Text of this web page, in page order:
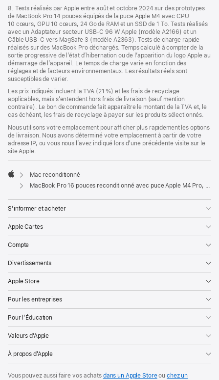
8. Tests réalisés par Apple entre août et octobre 2024 sur des prototypes
de MacBook Pro 14 pouces équipés de la puce Apple M4 avec CPU
10 cœurs, GPU 10 cœurs, 24 Go de RAM et un SSD de 1 To. Tests réalisés
avec un Adaptateur secteur USB-C 96 W Apple (modèle A2166) et un
Câble USB-C vers MagSafe 3 (modèle A2363). Tests de charge rapide
réalisés sur des MacBook Pro déchargés. Temps calculé à compter de la
sortie progressive de l’état d’hibernation ou de l’apparition du logo Apple au
démarrage de l’appareil. Le temps de charge varie en fonction des
réglages et de facteurs environnementaux. Les résultats réels sont
susceptibles de varier.
Les prix indiqués incluent la TVA (21 %) et les frais de recyclage
applicables, mais s’entendent hors frais de livraison (sauf mention
contraire). Le bon de commande fait apparaître le montant de la TVA et, le
cas échéant, les frais de recyclage à payer sur les produits sélectionnés.
Nous utilisons votre emplacement pour afficher plus rapidement les options
de livraison. Nous avons déterminé votre emplacement à partir de votre
adresse IP, ou vous nous l’avez indiqué lors d’une précédente visite sur le
site Apple.
Apple
Mac reconditionné
MacBook Pro 16 pouces reconditionné avec puce Apple M4 Pro, CPU 14 cœurs, GPU 20 cœurs et écran nano-texturé - Noir sidéral
S’informer et acheter
Apple Cartes
Compte
Divertissements
Apple Store
Pour les entreprises
Pour l’Éducation
Valeurs d’Apple
À propos d’Apple
Vous pouvez aussi faire vos achats dans un Apple Storeouchez un